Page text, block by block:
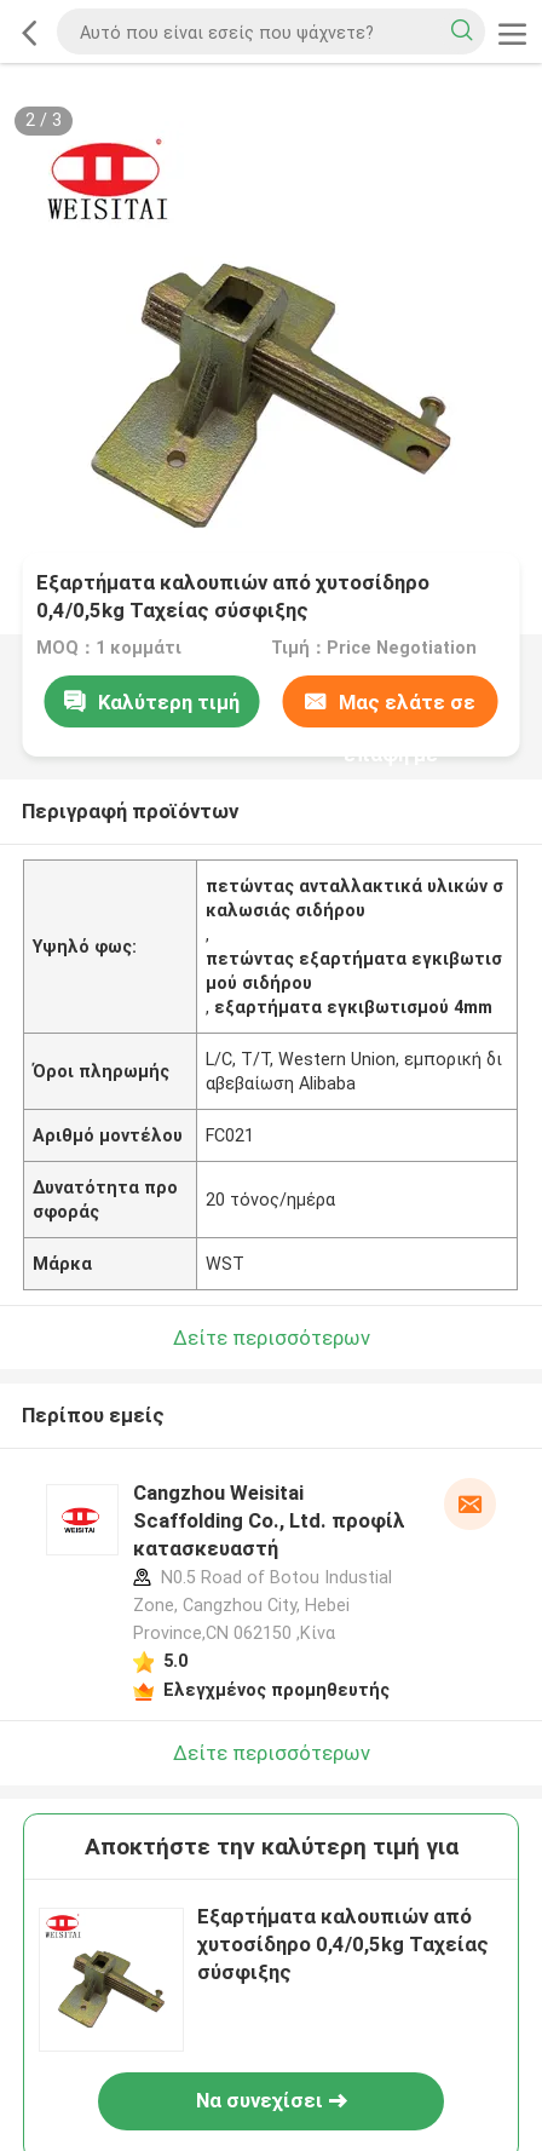
2/ 3
Εξαρτήματα καλουπιών από χυτοσίδηρο
0,4/0,5kg Ταχείας σύσφιξης
MOQ：1 κομμάτι Τιμή：Price Negotiation
Καλύτερη τιμή Μας ελάτε σε
επαφή με
Περιγραφή προϊόντων
Υψηλό φως:
πετώντας ανταλλακτικά υλικών σ
καλωσιάς σιδήρου
,
πετώντας εξαρτήματα εγκιβωτισ
μού σιδήρου
, εξαρτήματα εγκιβωτισμού 4mm
Όροι πληρωμής
L/C, T/T, Western Union, εμπορική δι
αβεβαίωση Alibaba
Αριθμό μοντέλου FC021
Δυνατότητα προ
σφοράς
20 τόνος/ημέρα
Μάρκα WST
Δείτε περισσότερων
Περίπου εμείς
Cangzhou Weisitai
Scaffolding Co., Ltd. προφίλ
κατασκευαστή
N0.5 Road of Botou Industial
Zone, Cangzhou City, Hebei
Province,CN 062150 ,Κίνα
5.0
Ελεγχμένος προμηθευτής
Δείτε περισσότερων
Αποκτήστε την καλύτερη τιμή για
Εξαρτήματα καλουπιών από
χυτοσίδηρο 0,4/0,5kg Ταχείας
σύσφιξης
Να συνεχίσει